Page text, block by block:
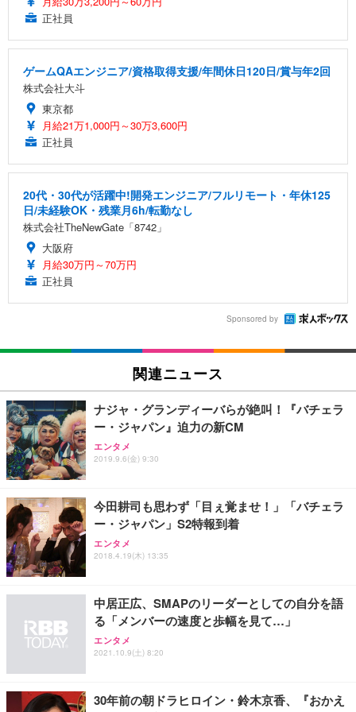
正社員
ゲームQAエンジニア/資格取得支援/年間休日120日/賞与年2回
株式会社大斗
東京都
月給21万1,000円～30万3,600円
正社員
20代・30代が活躍中!開発エンジニア/フルリモート・年休125
日/未経験OK・残業月6h/転勤なし
株式会社TheNewGate「8742」
大阪府
月給30万円～70万円
正社員
Sponsored by
関連ニュース
ナジャ・グランディーバらが絶叫！『バチェラ
ー・ジャパン』迫力の新CM
エンタメ
2019.9.6(金) 9:30
今田耕司も思わず「目ぇ覚ませ！」「バチェラ
ー・ジャパン」S2特報到着
エンタメ
2018.4.19(木) 13:35
中居正広、SMAPのリーダーとしての自分を語
る「メンバーの速度と歩幅を見て…」
エンタメ
2021.10.9(土) 8:20
30年前の朝ドラヒロイン・鈴木京香、『おかえ